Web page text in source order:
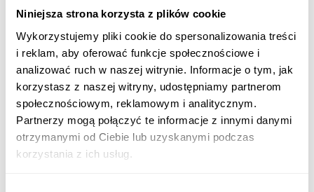
Niniejsza strona korzysta z plików cookie
Wykorzystujemy pliki cookie do spersonalizowania treści
i reklam, aby oferować funkcje społecznościowe i
analizować ruch w naszej witrynie. Informacje o tym, jak
korzystasz z naszej witryny, udostępniamy partnerom
społecznościowym, reklamowym i analitycznym.
Partnerzy mogą połączyć te informacje z innymi danymi
otrzymanymi od Ciebie lub uzyskanymi podczas
korzystania z ich usług.
Sobótka to kolejne miasto, które warto odwiedzić
zwłaszcza latem. Miasto położone jest nad Czarną